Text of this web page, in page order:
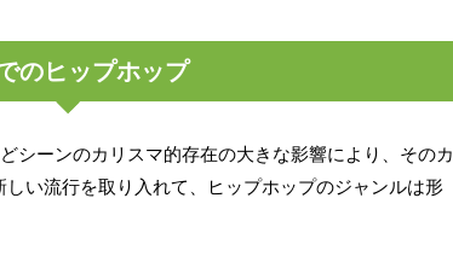
のヒップホップ
シーンのカリスマ的存在の大きな影響により、そのカ
い流行を取り入れて、ヒップホップのジャンルは形